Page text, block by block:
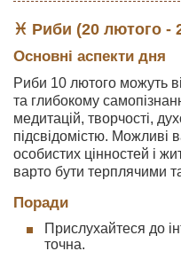
♓ Риби (20 лютого -
Основні аспекти дня
Риби 10 лютого можуть
та глибокому
медитацій, творчості,
підсвідомістю. Можливі
особистих цінностей і
варто бути терплячими
Поради
Прислухайтеся до
точна.